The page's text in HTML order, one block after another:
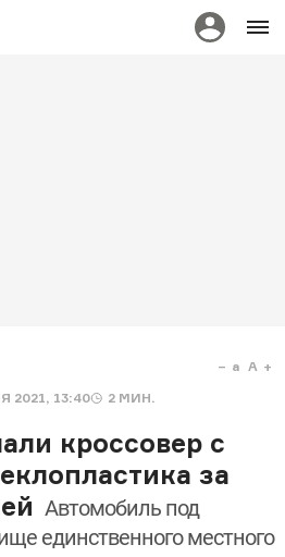
2021, 13:40 2 МИН.
a A
кроссовер с
за
Автомобиль под
единственного местного